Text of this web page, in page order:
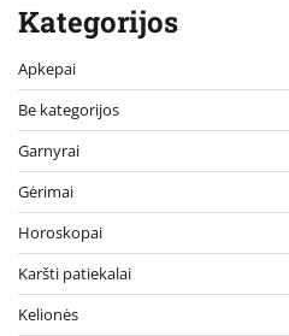
Kategorijos
Apkepai
Be kategorijos
Garnyrai
Gėrimai
Horoskopai
Karšti patiekalai
Kelionės